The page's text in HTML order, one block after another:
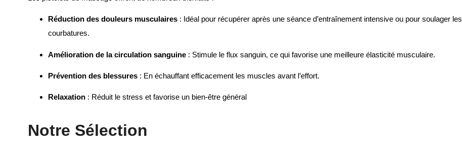
Réduction des douleurs musculaires : Idéal pour récupérer après une séance d’entraînement intensive ou pour soulager les
courbatures.
Amélioration de la circulation sanguine : Stimule le flux sanguin, ce qui favorise une meilleure élasticité musculaire.
Prévention des blessures : En échauffant efficacement les muscles avant l’effort.
Relaxation : Réduit le stress et favorise un bien-être général
Notre Sélection